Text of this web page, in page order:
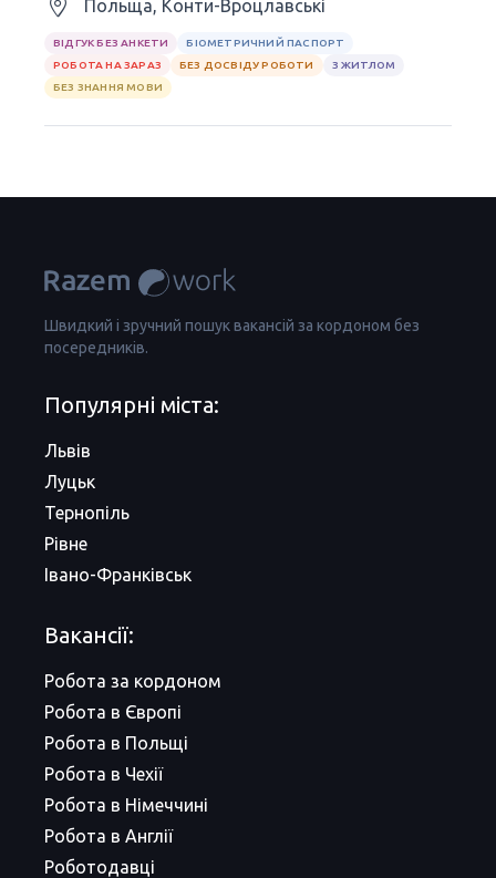
Польща, Конти-Вроцлавські
ВІДГУК БЕЗ АНКЕТИ
БІОМЕТРИЧНИЙ ПАСПОРТ
РОБОТА НА ЗАРАЗ
БЕЗ ДОСВІДУ РОБОТИ
З ЖИТЛОМ
БЕЗ ЗНАННЯ МОВИ
Швидкий і зручний пошук вакансій за кордоном без
посередників.
Популярні міста:
Львів
Луцьк
Тернопіль
Рівне
Івано-Франківськ
Вакансії:
Робота за кордоном
Робота в Європі
Робота в Польщі
Робота в Чехії
Робота в Німеччині
Робота в Англії
Роботодавці